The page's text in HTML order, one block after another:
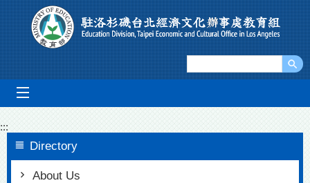
Go To Content
:::
Directory
About Us